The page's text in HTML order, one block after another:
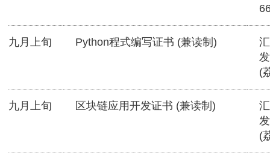
九月上旬 Python程式编写证书 (兼读制)
(
九月上旬 区块链应用开发证书 (兼读制)
(